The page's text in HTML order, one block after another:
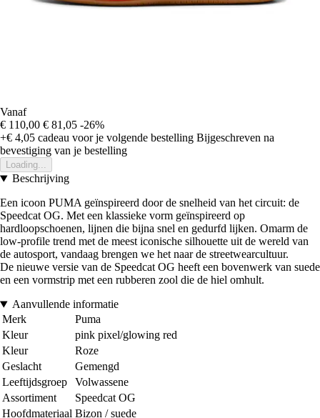
Vanaf
€ 110,00 € 81,05 -26%
+€ 4,05 cadeau voor je volgende bestelling Bijgeschreven na
bevestiging van je bestelling
Loading...
Beschrijving
Een icoon PUMA geïnspireerd door de snelheid van het circuit: de
Speedcat OG. Met een klassieke vorm geïnspireerd op
hardloopschoenen, lijnen die bijna snel en gedurfd lijken. Omarm de
low-profile trend met de meest iconische silhouette uit de wereld van
de autosport, vandaag brengen we het naar de streetwearcultuur.
De nieuwe versie van de Speedcat OG heeft een bovenwerk van suede
en een vormstrip met een rubberen zool die de hiel omhult.
Aanvullende informatie
Merk
Puma
Kleur
pink pixel/glowing red
Kleur
Roze
Geslacht
Gemengd
Leeftijdsgroep
Volwassene
Assortiment
Speedcat OG
Hoofdmateriaal Bizon / suede